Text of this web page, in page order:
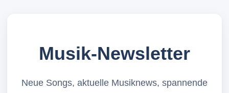
Musik-Newsletter
Neue Songs, aktuelle Musiknews, spannende